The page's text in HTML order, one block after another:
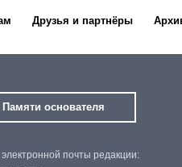
Друзья и партнёры
Памяти основателя
почты редакции: